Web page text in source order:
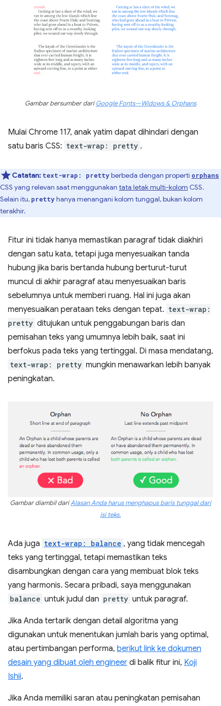
Gambar bersumber dariGoogle Fonts—Widows & Orphans
Mulai Chrome 117, anak yatim dapat dihindari dengan
satu baris CSS: text-wrap: pretty .
Catatan: text-wrap: prettyberbeda dengan properti orphans
CSS yang relevan saat menggunakan tata letak multi-kolom CSS.
Selain itu, prettyhanya menangani kolom tunggal, bukan kolom
terakhir.
Fitur ini tidak hanya memastikan paragraf tidak diakhiri
dengan satu kata, tetapi juga menyesuaikan tanda
hubung jika baris bertanda hubung berturut-turut
muncul di akhir paragraf atau menyesuaikan baris
sebelumnya untuk memberi ruang. Hal ini juga akan
menyesuaikan perataan teks dengan tepat. text-wrap:
pretty ditujukan untuk penggabungan baris dan
pemisahan teks yang umumnya lebih baik, saat ini
berfokus pada teks yang tertinggal. Di masa mendatang,
text-wrap: pretty mungkin menawarkan lebih banyak
peningkatan.
Gambar diambil dariAlasan Anda harus menghapus baris tunggal dari
isi teks.
Ada juga text-wrap: balance , yang tidak mencegah
teks yang tertinggal, tetapi memastikan teks
disambungkan dengan cara yang membuat blok teks
yang harmonis. Secara pribadi, saya menggunakan
balance untuk judul dan pretty untuk paragraf.
Jika Anda tertarik dengan detail algoritma yang
digunakan untuk menentukan jumlah baris yang optimal,
atau pertimbangan performa, berikut link ke dokumen
desain yang dibuat oleh engineer di balik fitur ini, Koji
Ishii.
Jika Anda memiliki saran atau peningkatan pemisahan